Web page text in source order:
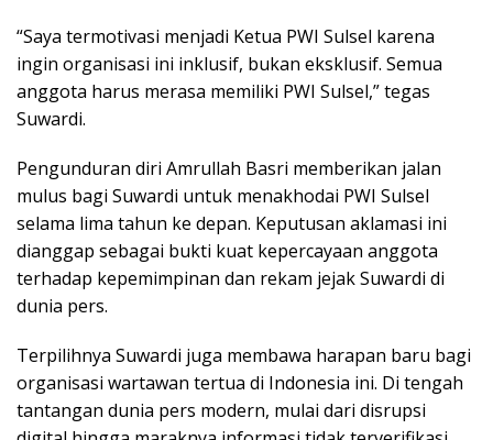
“Saya termotivasi menjadi Ketua PWI Sulsel karena
ingin organisasi ini inklusif, bukan eksklusif. Semua
anggota harus merasa memiliki PWI Sulsel,” tegas
Suwardi.
Pengunduran diri Amrullah Basri memberikan jalan
mulus bagi Suwardi untuk menakhodai PWI Sulsel
selama lima tahun ke depan. Keputusan aklamasi ini
dianggap sebagai bukti kuat kepercayaan anggota
terhadap kepemimpinan dan rekam jejak Suwardi di
dunia pers.
Terpilihnya Suwardi juga membawa harapan baru bagi
organisasi wartawan tertua di Indonesia ini. Di tengah
tantangan dunia pers modern, mulai dari disrupsi